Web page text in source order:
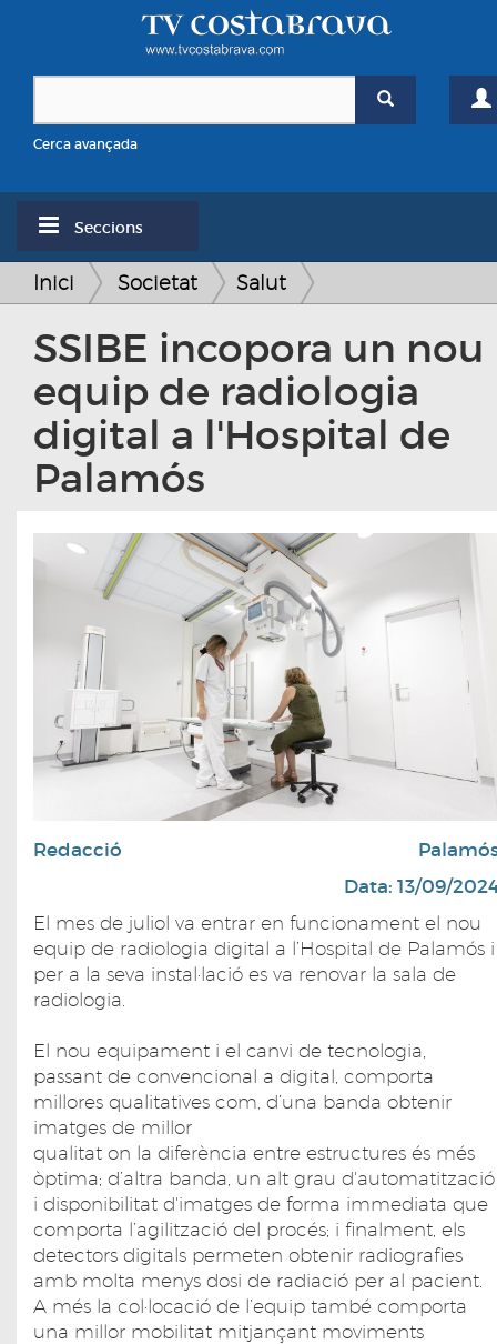
Cerca avançada
Seccions
Inici Societat Salut
SSIBE incopora un nou
equip de radiologia
digital a l'Hospital de
Palamós
Redacció
Data: 13/09/
El mes de juliol va entrar en funcionament el nou
equip de radiologia digital a l’Hospital de Palamós i
per a la seva instal·lació es va renovar la sala de
radiologia.
El nou equipament i el canvi de tecnologia,
passant de convencional a digital, comporta
millores qualitatives com, d’una banda obtenir
imatges de millor
qualitat on la diferència entre estructures és més
òptima; d’altra banda, un alt grau d'automatització
i disponibilitat d'imatges de forma immediata que
comporta l’agilització del procés; i finalment, els
detectors digitals permeten obtenir radiografies
amb molta menys dosi de radiació per al pacient.
A més la col·locació de l’equip també comporta
una millor mobilitat mitjançant moviments